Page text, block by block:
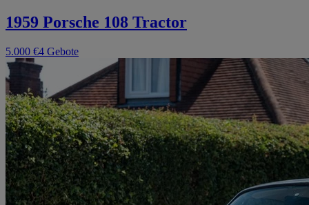
1959 Porsche 108 Tractor
5.000 €4 Gebote